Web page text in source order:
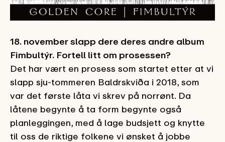
18. november slapp dere deres andre album
Fimbultýr. Fortell litt om prosessen?
Det har vært en prosess som startet etter at vi
slapp sju-tommeren Baldrskviða i 2018, som
var det første låta vi skrev på norrønt. Da
låtene begynte å ta form begynte også
planleggingen, med å lage budsjett og knytte
til oss de riktige folkene vi ønsket å jobbe